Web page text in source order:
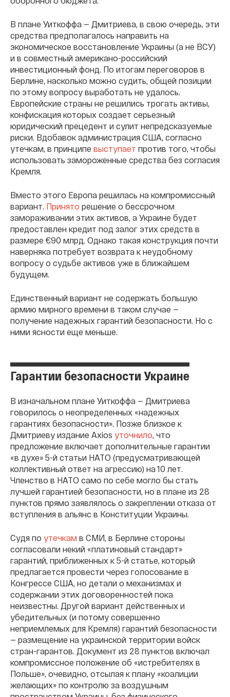
В плане Уиткоффа — Дмитриева, в свою очередь, эти
средства предполагалось направить на
экономическое восстановление Украины (а не ВСУ)
и в совместный американо-российский
инвестиционный фонд. По итогам переговоров в
Берлине, насколько можно судить, общей позиции
по этому вопросу выработать не удалось.
Европейские страны не решились трогать активы,
конфискация которых создает серьезный
юридический прецедент и сулит непредсказуемые
риски. Вдобавок администрация США, согласно
утечкам, в принципе выступает против того, чтобы
использовать замороженные средства без согласия
Кремля.
Вместо этого Европа решилась на компромиссный
вариант. Принято решение о бессрочном
замораживании этих активов, а Украине будет
предоставлен кредит под залог этих средств в
размере €90 млрд. Однако такая конструкция почти
наверняка потребует возврата к неудобному
вопросу о судьбе активов уже в ближайшем
будущем.
Единственный вариант не содержать большую
армию мирного времени в таком случае —
получение надежных гарантий безопасности. Но с
ними ясности еще меньше.
Гарантии безопасности Украине
В изначальном плане Уиткоффа — Дмитриева
говорилось о неопределенных «надежных
гарантиях безопасности». Позже близкое к
Дмитриеву издание Axios уточнило , что
предложение включает дополнительные гарантии
«в духе» 5-й статьи НАТО (предусматривающей
коллективный ответ на агрессию) на 10 лет.
Членство в НАТО само по себе могло бы стать
лучшей гарантией безопасности, но в плане из 28
пунктов прямо заявлялось о закреплении отказа от
вступления в альянс в Конституции Украины.
Судя по утечкам в СМИ, в Берлине стороны
согласовали некий «платиновый стандарт»
гарантий, приближенных к 5-й статье, который
предлагается провести через голосование в
Конгрессе США, но детали о механизмах и
содержании этих договоренностей пока
неизвестны. Другой вариант действенных и
убедительных (и потому совершенно
неприемлемых для Кремля) гарантий безопасности
— размещение на украинской территории войск
стран-гарантов. Документ из 28 пунктов включал
компромиссное положение об «истребителях в
Польше», очевидно, отсылая к плану «коалиции
желающих» по контролю за воздушным